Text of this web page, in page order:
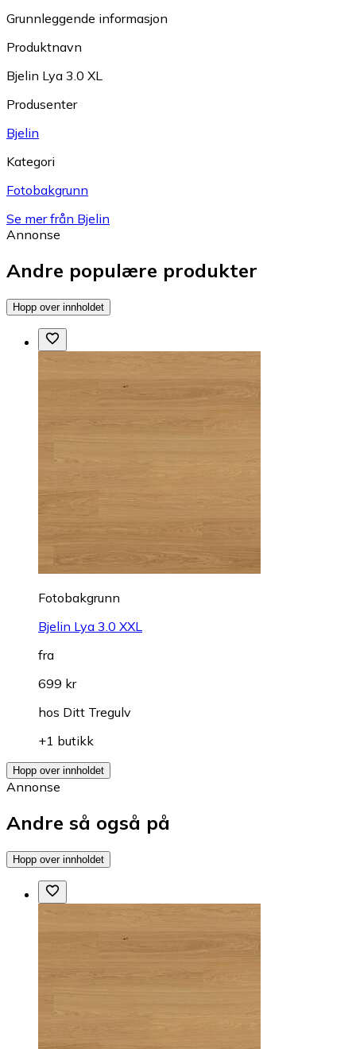
Grunnleggende informasjon
Produktnavn
Bjelin Lya 3.0 XL
Produsenter
Bjelin
Kategori
Fotobakgrunn
Se mer från Bjelin
Annonse
Andre populære produkter
Hopp over innholdet
Fotobakgrunn
Bjelin Lya 3.0 XXL
fra
699 kr
hos Ditt Tregulv
+1 butikk
Hopp over innholdet
Annonse
Andre så også på
Hopp over innholdet